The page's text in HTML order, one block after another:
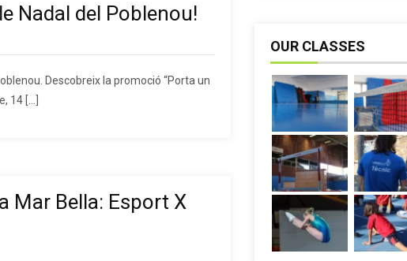
Nadal del Poblenou!
Descobreix la promoció “Porta un
14 […]
Mar Bella: Esport X
OUR CLASSES